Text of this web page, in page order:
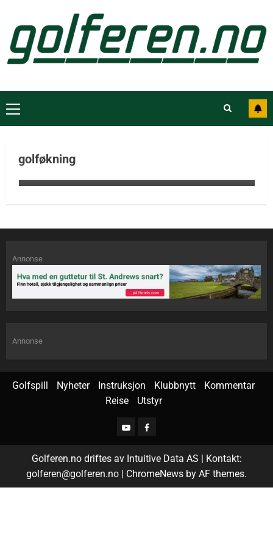
golføkning
Sverige, 10.000 flere golfere i mars enn
året før
Annonse
Annonse
Golfspill Nyheter Instruksjon Klubbnytt
Kommentar
Reise
Utstyr
Golferen.no driftes av Intuitive Data AS | Kontakt:
golferen@golferen.no
ChromeNews by AF themes.